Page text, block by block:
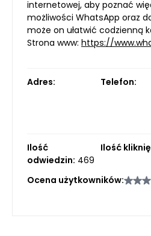
internetowej, aby poznać
możliwości WhatsApp oraz
może on ułatwić codzienną
Strona www: https://
Adres: Telefon:
Ilość
odwiedzin: 469
Ilość
Ocena użytkowników: